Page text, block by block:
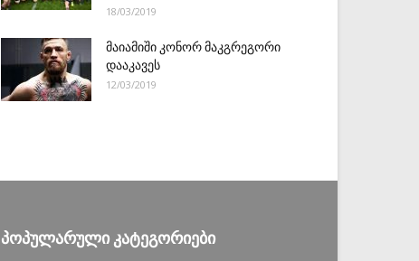
18/03/2019
მაიამიში კონორ მაკგრეგორი
დააკავეს
12/03/2019
ᲞᲝᲞᲣᲚᲐᲠᲣᲚᲘ ᲙᲐᲢᲔᲒᲝᲠᲘᲔᲑᲘ